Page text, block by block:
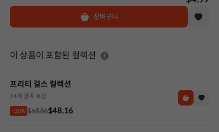
장바구니
이 상품이 포함된 컬렉션 도움말
프리티 걸스 컬렉션
14개 항목 포함
-30% $68.86$48.16